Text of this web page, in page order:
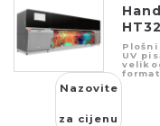
Plošni
UV
Nazovite
za cijenu